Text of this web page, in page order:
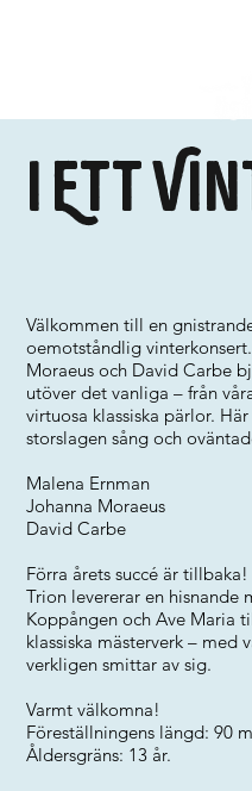
I Ett
Välkommen till en
oemotståndlig
Moraeus och David Carbe
utöver det vanliga – från
virtuosa klassiska pärlor.
storslagen sång och
Malena Ernman
Johanna Moraeus
David Carbe
Förra årets succé är tillbaka!
Trion levererar en hisnande
Koppången och Ave Maria
klassiska mästerverk – med
verkligen smittar av sig.
Varmt välkomna!
Föreställningens längd: 90
Åldersgräns: 13 år.